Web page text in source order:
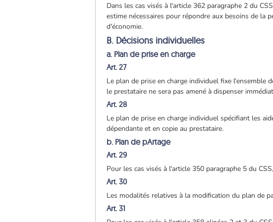
Dans les cas visés à l'article 362 paragraphe 2 du
estime nécessaires pour répondre aux besoins de la
d'économie.
B. Décisions individuelles
a. Plan de prise en charge
Art. 27
Le plan de prise en charge individuel fixe l'ensemble
le prestataire ne sera pas amené à dispenser
Art. 28
Le plan de prise en charge individuel spécifiant les
dépendante et en copie au prestataire.
b. Plan de pArtage
Art. 29
Pour les cas visés à l'article 350 paragraphe 5 du
Art. 30
Les modalités relatives à la modification du plan de
Art. 31